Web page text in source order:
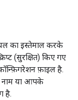
का इस्तेमाल करके
(सुरक्षित) किए गए
फ़ाइल है.
नाम या आपके
है.